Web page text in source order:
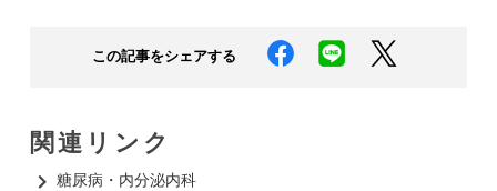
この記事をシェアする
関連リンク
糖尿病・内分泌内科​